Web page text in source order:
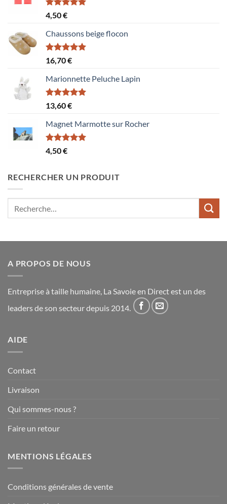
Note5.00
sur 5
4,50€
Chaussons beige flocon
Note5.00
sur 5
16,70€
Marionnette Peluche Lapin
Note5.00
sur 5
13,60€
Magnet Marmotte sur Rocher
Note5.00
sur 5
4,50€
RECHERCHER UN PRODUIT
A PROPOS DE NOUS
Entreprise à taille humaine, La Savoie en Direct est un des
leaders de son secteur depuis 2014.
AIDE
Contact
Livraison
Qui sommes-nous ?
Faire un retour
MENTIONS LÉGALES
Conditions générales de vente